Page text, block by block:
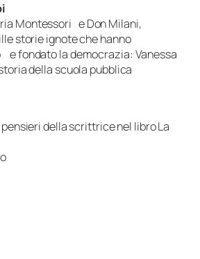
Montessori e Don Milani,
storie ignote che hanno
e fondato la democrazia: Vanessa
della scuola pubblica
della scrittrice nel libroLa